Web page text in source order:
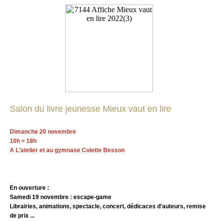
Salon du livre jeunesse Mieux vaut en lire
Dimanche 20 novembre
10h > 18h
A L'atelier et au gymnase Colette Besson
En ouverture :
Samedi 19 novembre : escape-game
Librairies, animations, spectacle, concert, dédicaces d'auteurs, remise
de prix ...